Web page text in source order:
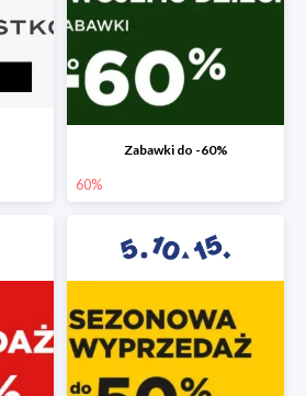
Zabawki do -60%
60%